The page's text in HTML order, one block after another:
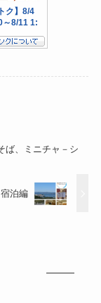
、ミニチャ－シ
泊編